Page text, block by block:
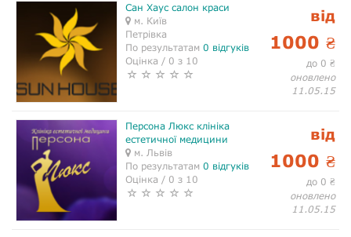
Сан Хаус салон краси
м. Київ
Петрівка
По результатам 0 відгуків
Оцінка / 0 з 10
від
1000 ₴
до 0 ₴
оновлено
11.05.15
Персона Люкс клініка
естетичної медицини
м. Львів
По результатам 0 відгуків
Оцінка / 0 з 10
від
1000 ₴
до 0 ₴
оновлено
11.05.15